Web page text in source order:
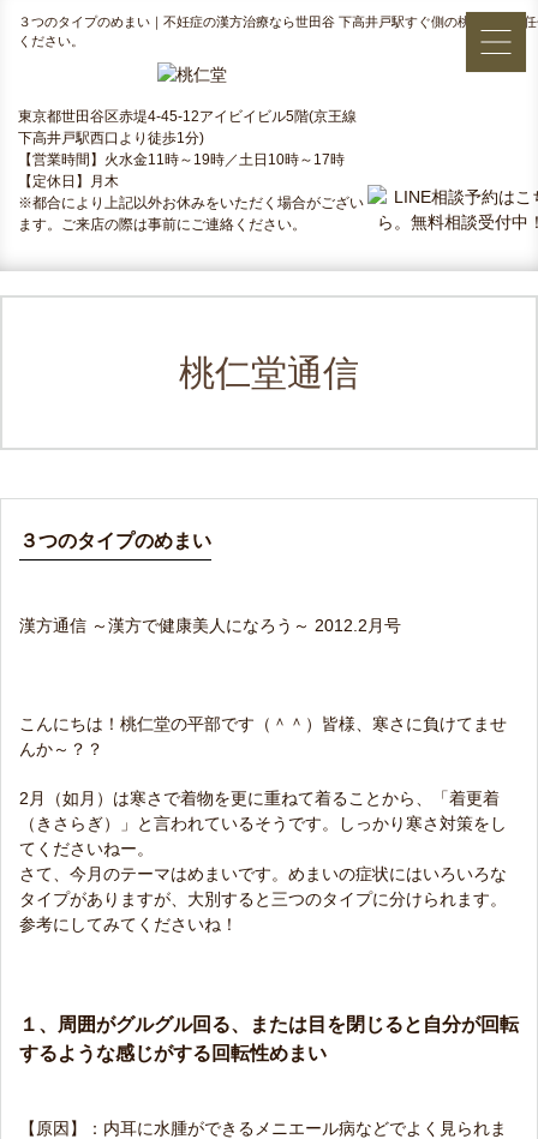
３つのタイプのめまい｜不妊症の漢方治療なら世田谷 下高井戸駅すぐ側の桃仁堂にお
ください。
東京都世田谷区赤堤4-45-12アイビイビル5階(京王線
下高井戸駅西口より徒歩1分)
【営業時間】火水金11時～19時／土日10時～17時
【定休日】月木
※都合により上記以外お休みをいただく場合がござい
ます。ご来店の際は事前にご連絡ください。
桃仁堂通信
３つのタイプのめまい
漢方通信 ～漢方で健康美人になろう～ 2012.2月号
こんにちは！桃仁堂の平部です（＾＾）皆様、寒さに負けてませ
んか～？？
2月（如月）は寒さで着物を更に重ねて着ることから、「着更着
（きさらぎ）」と言われているそうです。しっかり寒さ対策をし
てくださいねー。
さて、今月のテーマはめまいです。めまいの症状にはいろいろな
タイプがありますが、大別すると三つのタイプに分けられます。
参考にしてみてくださいね！
１、周囲がグルグル回る、または目を閉じると自分が回転
するような感じがする回転性めまい
【原因】：内耳に水腫ができるメニエール病などでよく見られま